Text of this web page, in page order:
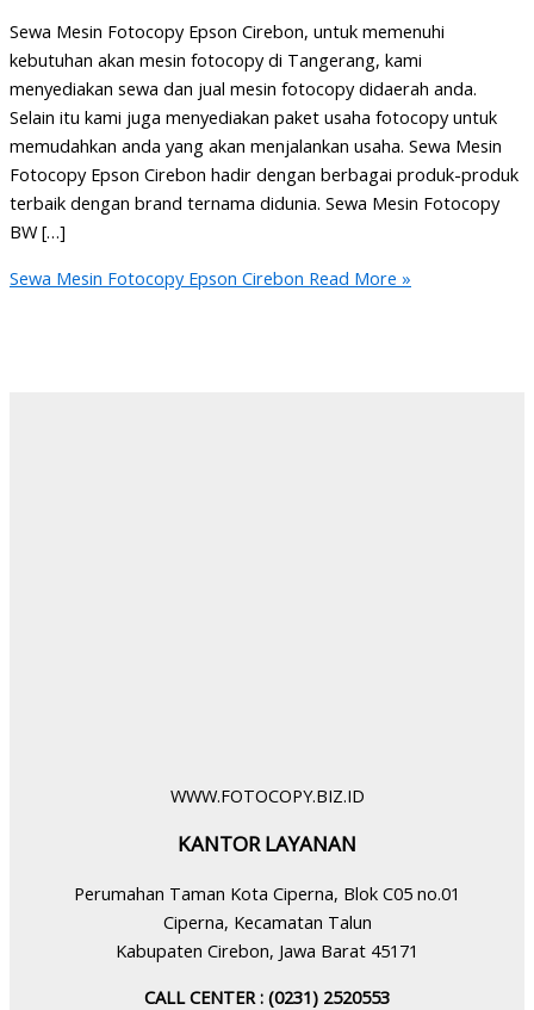
Sewa Mesin Fotocopy Epson Cirebon, untuk memenuhi
kebutuhan akan mesin fotocopy di Tangerang, kami
menyediakan sewa dan jual mesin fotocopy didaerah anda.
Selain itu kami juga menyediakan paket usaha fotocopy untuk
memudahkan anda yang akan menjalankan usaha. Sewa Mesin
Fotocopy Epson Cirebon hadir dengan berbagai produk-produk
terbaik dengan brand ternama didunia. Sewa Mesin Fotocopy
BW […]
Sewa Mesin Fotocopy Epson Cirebon Read More »
WWW.FOTOCOPY.BIZ.ID
KANTOR LAYANAN
Perumahan Taman Kota Ciperna, Blok C05 no.01
Ciperna, Kecamatan Talun
Kabupaten Cirebon, Jawa Barat 45171
CALL CENTER : (0231) 2520553